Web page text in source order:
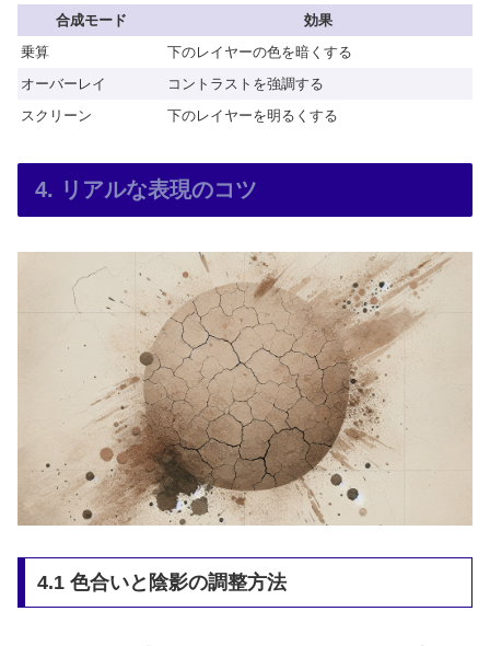
合成モード
効果
乗算
下のレイヤーの色を暗くする
オーバーレイ
コントラストを強調する
スクリーン
下のレイヤーを明るくする
4. リアルな表現のコツ
4.1 色合いと陰影の調整方法